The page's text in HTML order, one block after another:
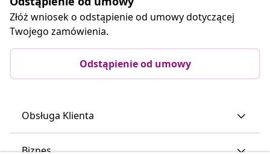
Złóż wniosek o odstąpienie od umowy dotyczącej
Twojego zamówienia.
Odstąpienie od umowy
Obsługa Klienta
Biznes